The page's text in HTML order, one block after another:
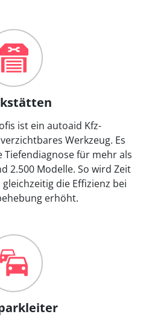
ist ein autoaid Kfz-
Werkzeug. Es
Tiefendiagnose für mehr als
2.500 Modelle. So wird Zeit
die Effizienz bei
erhöht.